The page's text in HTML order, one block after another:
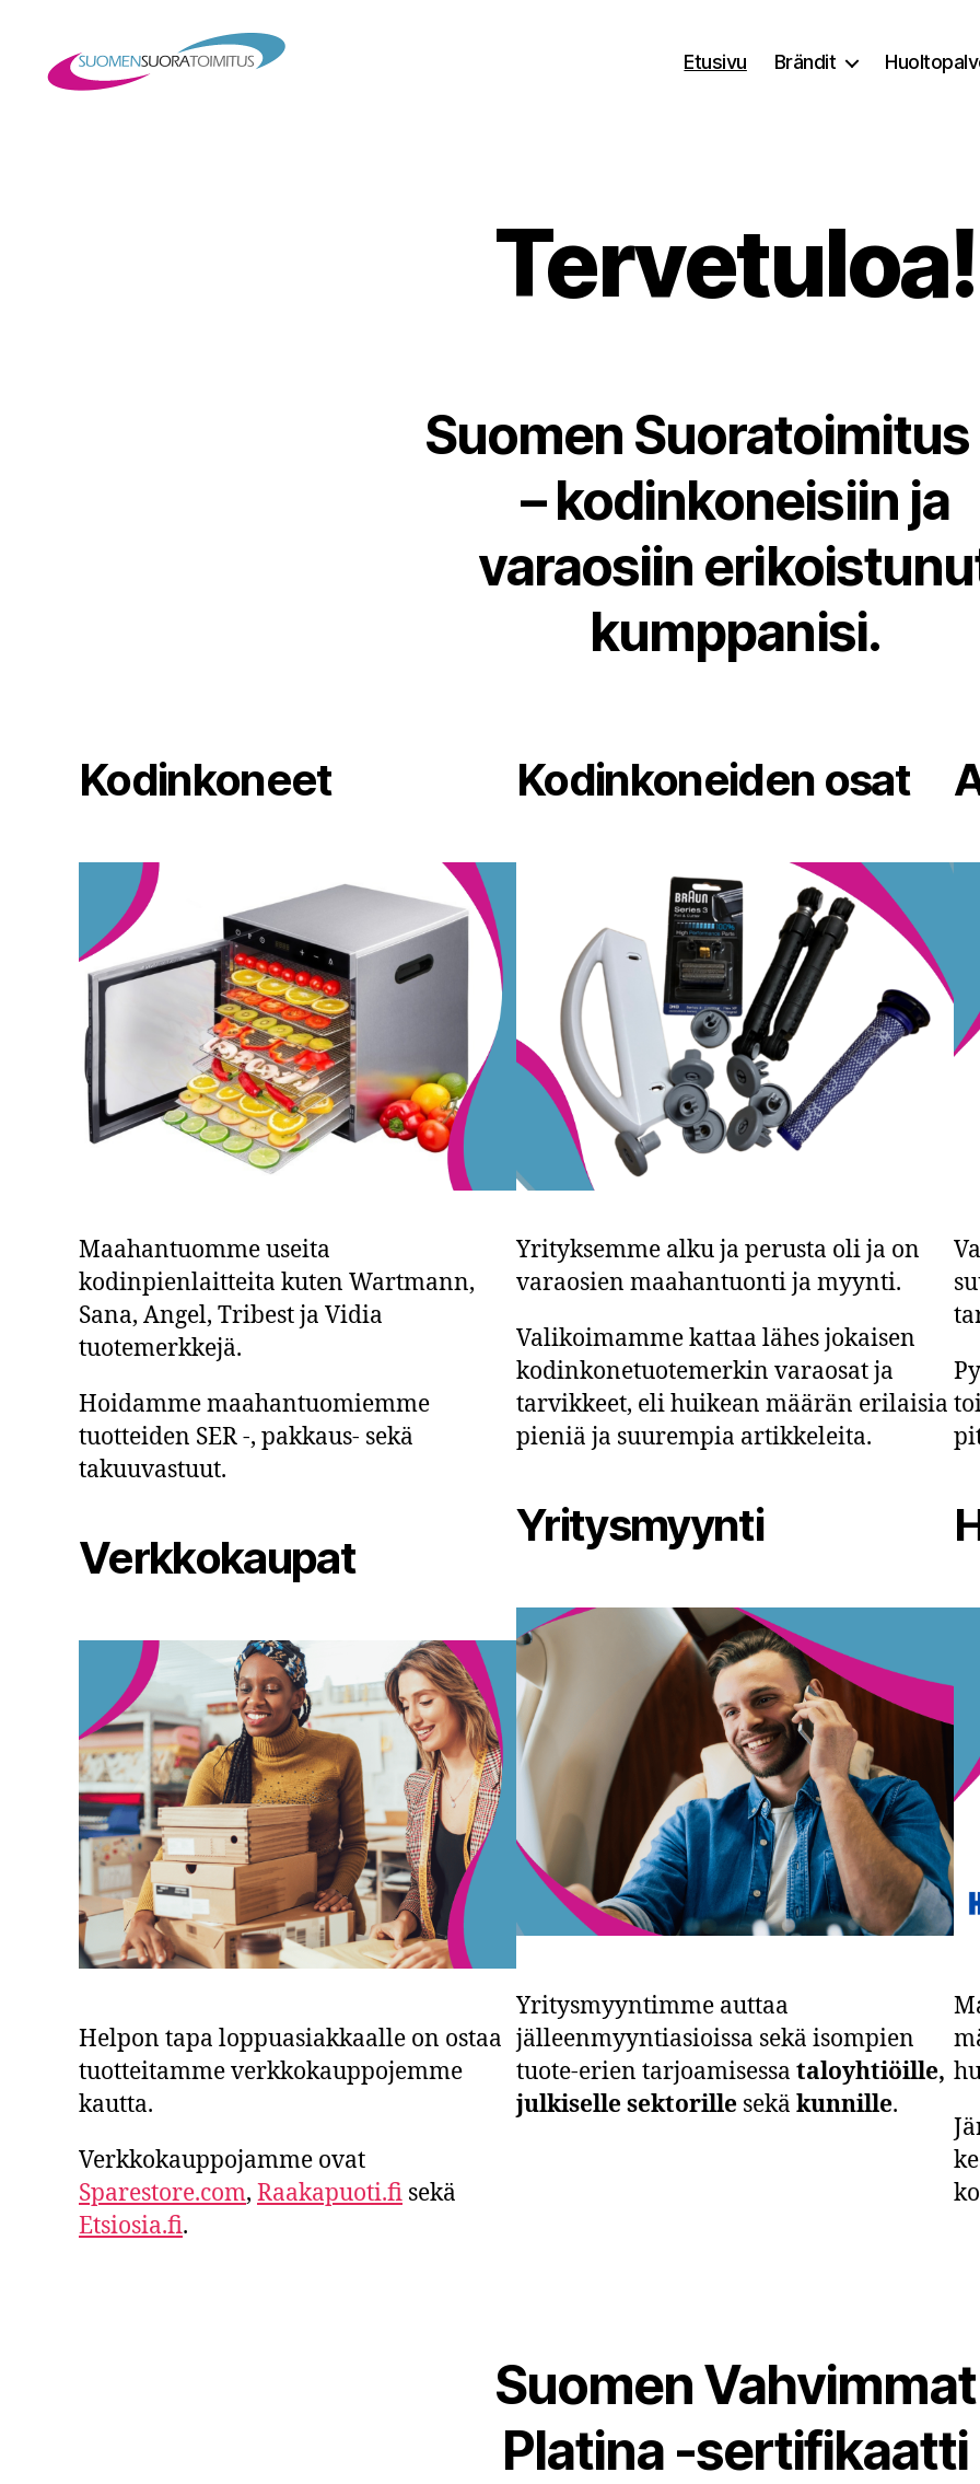
Etusivu Brändit
Tervetuloa!
Suomen Suoratoimitus
– kodinkoneisiin ja
varaosiin
kumppanisi.
Kodinkoneet
Maahantuomme useita
kodinpienlaitteita kuten Wartmann,
Sana, Angel, Tribest ja Vidia
tuotemerkkejä.
Hoidamme maahantuomiemme
tuotteiden SER -, pakkaus- sekä
takuuvastuut.
Verkkokaupat
Helpon tapa loppuasiakkaalle on ostaa
tuotteitamme verkkokauppojemme
kautta.
Verkkokauppojamme ovat
Sparestore.com, Raakapuoti.fi sekä
Etsiosia.fi.
Kodinkoneiden osat
Yrityksemme alku ja perusta oli ja on
varaosien maahantuonti ja myynti.
Valikoimamme kattaa lähes jokaisen
kodinkonetuotemerkin varaosat ja
tarvikkeet, eli huikean määrän erilaisia
pieniä ja suurempia artikkeleita.
Yritysmyynti
Yritysmyyntimme auttaa
jälleenmyyntiasioissa sekä isompien
tuote-erien tarjoamisessa taloyhtiöille,
julkiselle sektorille sekä kunnille.
Suomen Vahvimmat
Platina -sertifikaatti